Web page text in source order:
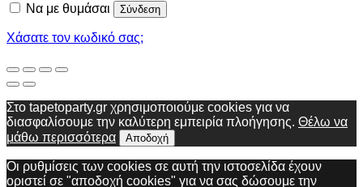
Να με θυμάσαι Σύνδεση
Χάσατε τον κωδικό σας;
Στο tapetoparty.gr χρησιμοποιούμε cookies για να
διασφαλίσουμε την καλύτερη εμπειρία πλοήγησης. Θέλω να
μάθω περισσότερα
Αποδοχή
Οι ρυθμίσεις των cookies σε αυτή την ιστοσελίδα έχουν
οριστεί σε "αποδοχή cookies" για να σας δώσουμε την